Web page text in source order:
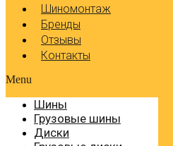
Шиномонтаж
Бренды
Отзывы
Контакты
Menu
Шины
Грузовые шины
Диски